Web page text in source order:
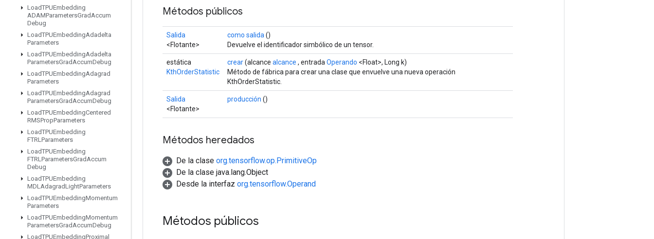
LoadTPUEmbedding
ADAMParametersGradAccum
Debug
LoadTPUEmbeddingAdadelta
Parameters
LoadTPUEmbeddingAdadelta
ParametersGradAccumDebug
LoadTPUEmbeddingAdagrad
Parameters
LoadTPUEmbeddingAdagrad
ParametersGradAccumDebug
LoadTPUEmbeddingCentered
RMSPropParameters
LoadTPUEmbedding
FTRLParameters
LoadTPUEmbedding
FTRLParametersGradAccum
Debug
LoadTPUEmbedding
MDLAdagradLightParameters
LoadTPUEmbeddingMomentum
Parameters
LoadTPUEmbeddingMomentum
ParametersGradAccumDebug
LoadTPUEmbeddingProximal
Métodos públicos
Salida
<Flotante>
como salida ()
Devuelve el identificador simbólico de un tensor.
estática
KthOrderStatistic
crear(alcance alcance , entrada Operando <Float>, Long k)
Método de fábrica para crear una clase que envuelve una nueva operación
KthOrderStatistic.
Salida
<Flotante>
producción ()
Métodos heredados
De la clase org.tensorflow.op.PrimitiveOp
De la clase java.lang.Object
Desde la interfaz org.tensorflow.Operand
Métodos públicos